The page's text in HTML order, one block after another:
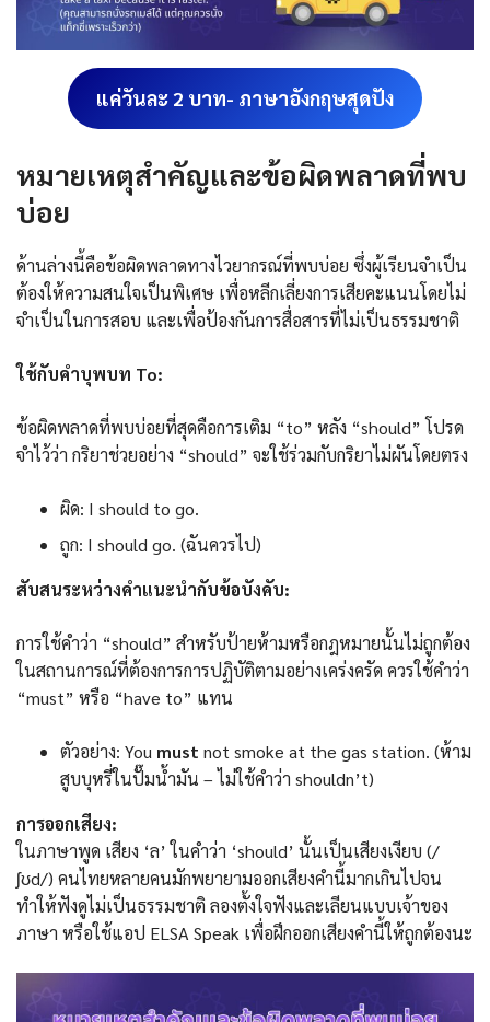
แค่วันละ 2 บาท- ภาษาอังกฤษสุดปัง
หมายเหตุสำคัญและข้อผิดพลาดที่พบ
บ่อย
ด้านล่างนี้คือข้อผิดพลาดทางไวยากรณ์ที่พบบ่อย ซึ่งผู้เรียนจำเป็น
ต้องให้ความสนใจเป็นพิเศษ เพื่อหลีกเลี่ยงการเสียคะแนนโดยไม่
จำเป็นในการสอบ และเพื่อป้องกันการสื่อสารที่ไม่เป็นธรรมชาติ
ใช้กับคำบุพบท To:
ข้อผิดพลาดที่พบบ่อยที่สุดคือการเติม “to” หลัง “should” โปรด
จำไว้ว่า กริยาช่วยอย่าง “should” จะใช้ร่วมกับกริยาไม่ผันโดยตรง
ผิด: I should to go.
ถูก: I should go. (ฉันควรไป)
สับสนระหว่างคำแนะนำกับข้อบังคับ:
การใช้คำว่า “should” สำหรับป้ายห้ามหรือกฎหมายนั้นไม่ถูกต้อง
ในสถานการณ์ที่ต้องการการปฏิบัติตามอย่างเคร่งครัด ควรใช้คำว่า
“must” หรือ “have to” แทน
ตัวอย่าง: You must not smoke at the gas station. (ห้าม
สูบบุหรี่ในปั๊มน้ำมัน – ไม่ใช้คําว่า shouldn’t)
การออกเสียง:
ในภาษาพูด เสียง ‘ล’ ในคำว่า ‘should’ นั้นเป็นเสียงเงียบ (/
ʃʊd/) คนไทยหลายคนมักพยายามออกเสียงคํานี้มากเกินไปจน
ทำให้ฟังดูไม่เป็นธรรมชาติ ลองตั้งใจฟังและเลียนแบบเจ้าของ
ภาษา หรือใช้แอป ELSA Speak เพื่อฝึกออกเสียงคำนี้ให้ถูกต้องนะ